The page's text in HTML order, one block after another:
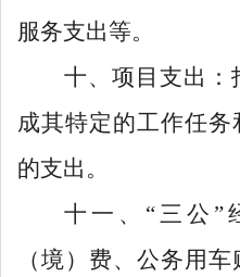
服务支出等。
十、项目支出：
成其特定的工作任
的支出。
十一、 “三公 ”
（境）费、公务用